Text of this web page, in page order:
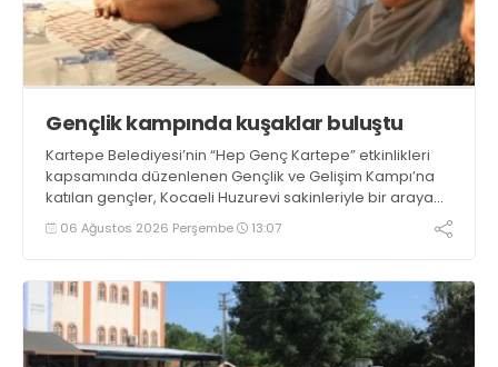
Gençlik kampında kuşaklar buluştu
Kartepe Belediyesi’nin “Hep Genç Kartepe” etkinlikleri
kapsamında düzenlenen Gençlik ve Gelişim Kampı’na
katılan gençler, Kocaeli Huzurevi sakinleriyle bir araya
geldi06 Ağustos 2026 Perşembe 13:07